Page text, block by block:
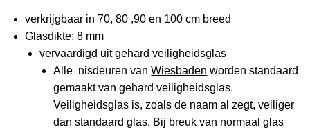
verkrijgbaar in 70, 80 ,90 en 100 cm breed
Glasdikte: 8 mm
vervaardigd uit gehard veiligheidsglas
Alle nisdeuren vanWiesbaden worden standaard
gemaakt van gehard veiligheidsglas.
Veiligheidsglas is, zoals de naam al zegt, veiliger
dan standaard glas. Bij breuk van normaal glas